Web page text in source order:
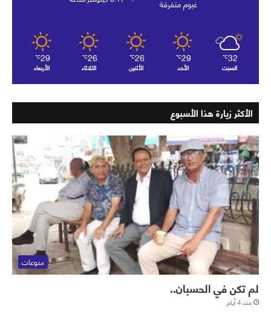
غيوم متفرقة
32
℃
السبت
29
℃
الأحد
26
℃
الأثنين
26
℃
الثلاثاء
29
℃
الأربعاء
الأكثر زيارة هذا الأسبوع
منوعات
لم تكن في الحسبان..
منذ 4 أيام